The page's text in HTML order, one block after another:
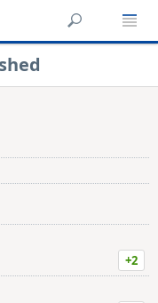
+2